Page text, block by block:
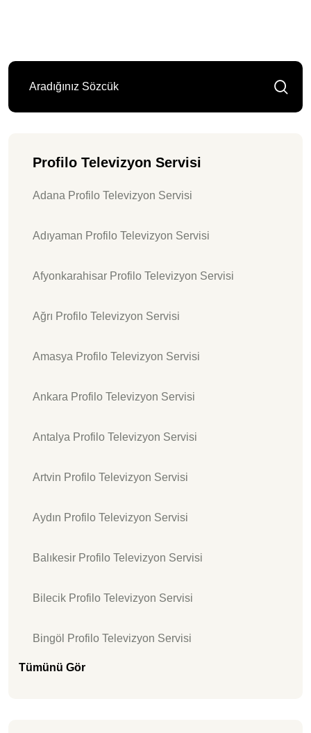
Profilo Televizyon Servisi
Adana Profilo Televizyon Servisi
Adıyaman Profilo Televizyon Servisi
Afyonkarahisar Profilo Televizyon Servisi
Ağrı Profilo Televizyon Servisi
Amasya Profilo Televizyon Servisi
Ankara Profilo Televizyon Servisi
Antalya Profilo Televizyon Servisi
Artvin Profilo Televizyon Servisi
Aydın Profilo Televizyon Servisi
Balıkesir Profilo Televizyon Servisi
Bilecik Profilo Televizyon Servisi
Bingöl Profilo Televizyon Servisi
Tümünü Gör